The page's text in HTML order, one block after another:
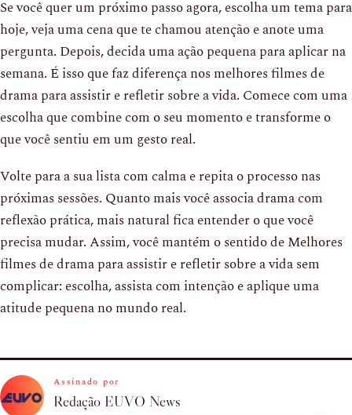
Se você quer um próximo passo agora, escolha um tema para
hoje, veja uma cena que te chamou atenção e anote uma
pergunta. Depois, decida uma ação pequena para aplicar na
semana. É isso que faz diferença nos melhores filmes de
drama para assistir e refletir sobre a vida. Comece com uma
escolha que combine com o seu momento e transforme o
que você sentiu em um gesto real.
Volte para a sua lista com calma e repita o processo nas
próximas sessões. Quanto mais você associa drama com
reflexão prática, mais natural fica entender o que você
precisa mudar. Assim, você mantém o sentido de Melhores
filmes de drama para assistir e refletir sobre a vida sem
complicar: escolha, assista com intenção e aplique uma
atitude pequena no mundo real.
Assinado por
Redação EUVO News